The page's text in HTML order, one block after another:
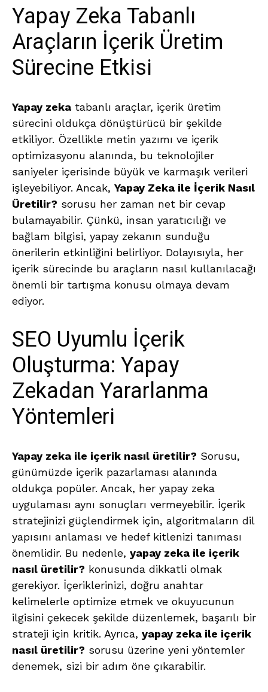
Yapay Zeka Tabanlı
Araçların İçerik Üretim
Sürecine Etkisi
Yapay zeka tabanlı araçlar, içerik üretim
sürecini oldukça dönüştürücü bir şekilde
etkiliyor. Özellikle metin yazımı ve içerik
optimizasyonu alanında, bu teknolojiler
saniyeler içerisinde büyük ve karmaşık verileri
işleyebiliyor. Ancak, Yapay Zeka ile İçerik Nasıl
Üretilir? sorusu her zaman net bir cevap
bulamayabilir. Çünkü, insan yaratıcılığı ve
bağlam bilgisi, yapay zekanın sunduğu
önerilerin etkinliğini belirliyor. Dolayısıyla, her
içerik sürecinde bu araçların nasıl kullanılacağı
önemli bir tartışma konusu olmaya devam
ediyor.
SEO Uyumlu İçerik
Oluşturma: Yapay
Zekadan Yararlanma
Yöntemleri
Yapay zeka ile içerik nasıl üretilir? Sorusu,
günümüzde içerik pazarlaması alanında
oldukça popüler. Ancak, her yapay zeka
uygulaması aynı sonuçları vermeyebilir. İçerik
stratejinizi güçlendirmek için, algoritmaların dil
yapısını anlaması ve hedef kitlenizi tanıması
önemlidir. Bu nedenle, yapay zeka ile içerik
nasıl üretilir? konusunda dikkatli olmak
gerekiyor. İçeriklerinizi, doğru anahtar
kelimelerle optimize etmek ve okuyucunun
ilgisini çekecek şekilde düzenlemek, başarılı bir
strateji için kritik. Ayrıca, yapay zeka ile içerik
nasıl üretilir? sorusu üzerine yeni yöntemler
denemek, sizi bir adım öne çıkarabilir.